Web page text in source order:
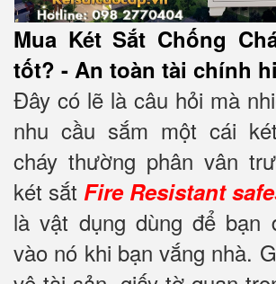
Mua Két Sắt Chống
tốt? - An toàn tài chính
Đây có lẽ là câu hỏi mà
nhu cầu sắm một cái
cháy thường phân vân
két sắt Fire Resistant
là vật dụng dùng để bạn
vào nó khi bạn vắng nhà.